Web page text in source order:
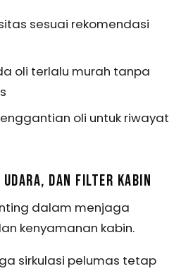
sesuai rekomendasi
oli terlalu murah tanpa
oli untuk riwayat
DAN FILTER KABIN
dalam menjaga
kenyamanan kabin.
sirkulasi pelumas tetap